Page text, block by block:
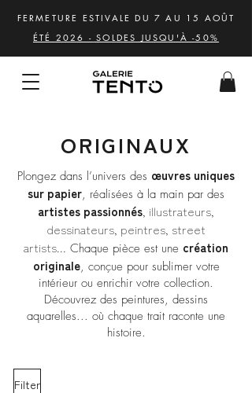
FERMETURE ESTIVALE DU 7 AU 15 AOÛT
ÉTÉ 2026 - SOLDES JUSQU'À -50%
ORIGINAUX
Plongez dans l’univers des œuvres uniques
sur papier, réalisées à la main par des
artistes passionnés, illustrateurs,
dessinateurs, peintres, street
artists... Chaque pièce est une création
originale, conçue pour sublimer votre
intérieur ou enrichir votre collection.
Découvrez des peintures, dessins
aquarelles... où chaque trait raconte une
histoire.
Filter